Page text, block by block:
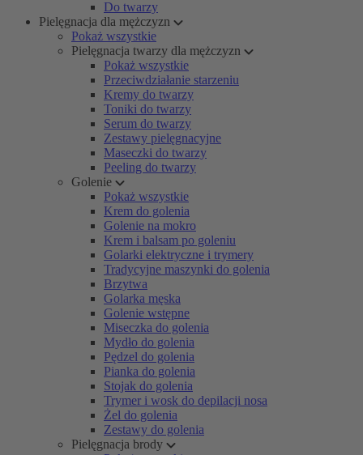
Do twarzy
Pielęgnacja dla mężczyzn
Pokaż wszystkie
Pielęgnacja twarzy dla mężczyzn
Pokaż wszystkie
Przeciwdziałanie starzeniu
Kremy do twarzy
Toniki do twarzy
Serum do twarzy
Zestawy pielęgnacyjne
Maseczki do twarzy
Peeling do twarzy
Golenie
Pokaż wszystkie
Krem do golenia
Golenie na mokro
Krem i balsam po goleniu
Golarki elektryczne i trymery
Tradycyjne maszynki do golenia
Brzytwa
Golarka męska
Golenie wstępne
Miseczka do golenia
Mydło do golenia
Pędzel do golenia
Pianka do golenia
Stojak do golenia
Trymer i wosk do depilacji nosa
Żel do golenia
Zestawy do golenia
Pielęgnacja brody